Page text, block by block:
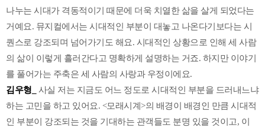
나누는 시대가 격동적이기 때문에 더욱 치열한 삶을 살게 되었다는
거예요. 뮤지컬에서는 시대적인 부분이 대놓고 나온다기보다는 시
퀀스로 강조되며 넘어가기도 해요. 시대적인 상황으로 인해 세 사람
의 삶이 이렇게 흘러간다고 명확하게 설명하는 거죠. 하지만 이야기
를 풀어가는 주축은 세 사람의 사랑과 우정이에요.
김우형_
사실 저는 지금도 어느 정도로 시대적인 부분을 드러내느냐
하는 고민을 하고 있어요. <모래시계>의 배경이 배경인 만큼 시대적
인 부분이 강조되는 것을 기대하는 관객들도 분명 있을 것이고, 이